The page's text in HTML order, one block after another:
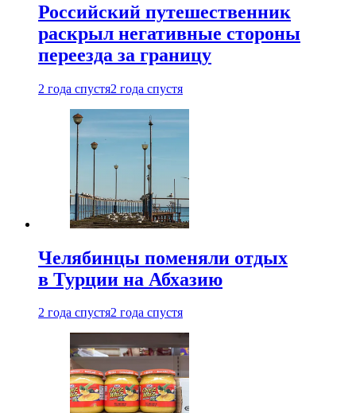
Российский путешественник
раскрыл негативные стороны
переезда за границу
2 года спустя2 года спустя
Челябинцы поменяли отдых
в Турции на Абхазию
2 года спустя2 года спустя